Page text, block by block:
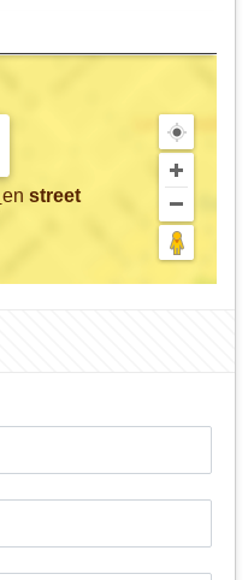
en street